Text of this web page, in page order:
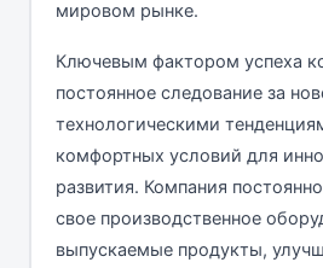
мировом рынке.
Ключевым фактором успеха
постоянное следование за
технологическими
комфортных условий для
развития. Компания
свое производственное
выпускаемые продукты,